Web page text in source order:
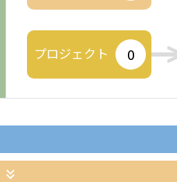
プロジェクト 0